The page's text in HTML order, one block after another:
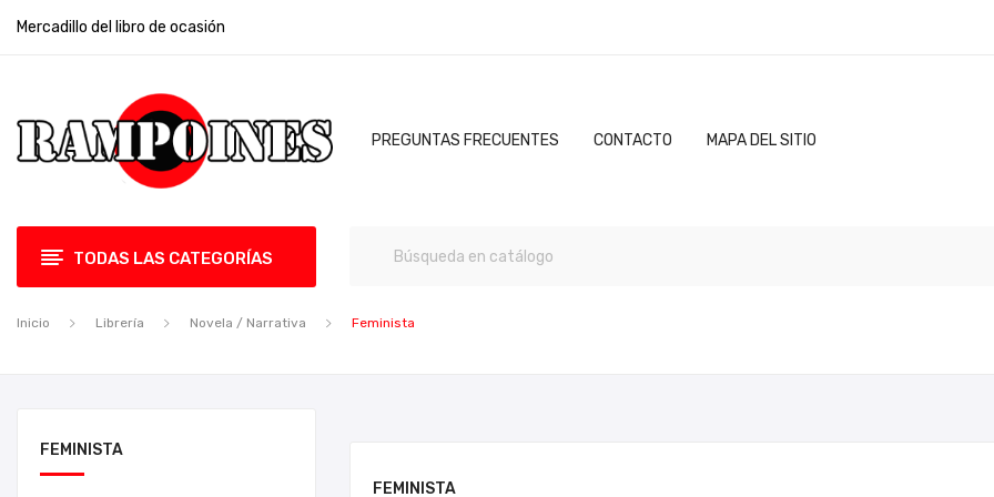
Mercadillo del libro de ocasión
PREGUNTAS FRECUENTES CONTACTO MAPA DEL SITIO
TODAS LAS CATEGORÍAS
Inicio Librería Novela / Narrativa Feminista
FEMINISTA
FEMINISTA